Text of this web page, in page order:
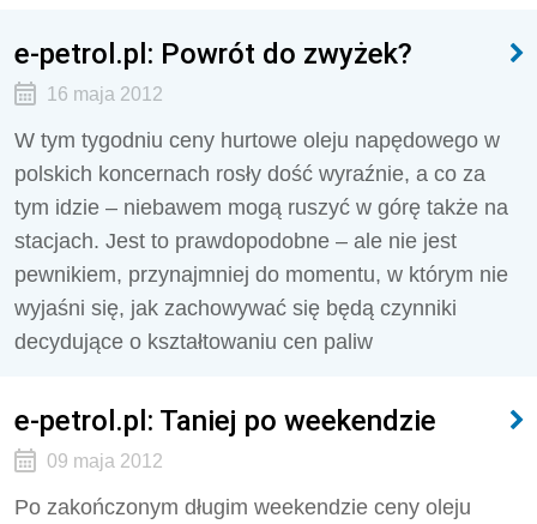
e-petrol.pl: Powrót do zwyżek?
16 maja 2012
W tym tygodniu ceny hurtowe oleju napędowego w
polskich koncernach rosły dość wyraźnie, a co za
tym idzie – niebawem mogą ruszyć w górę także na
stacjach. Jest to prawdopodobne – ale nie jest
pewnikiem, przynajmniej do momentu, w którym nie
wyjaśni się, jak zachowywać się będą czynniki
decydujące o kształtowaniu cen paliw
e-petrol.pl: Taniej po weekendzie
09 maja 2012
Po zakończonym długim weekendzie ceny oleju